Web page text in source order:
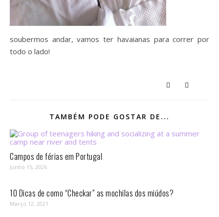
soubermos andar, vamos ter havaianas para correr por
todo o lado!
TAMBÉM PODE GOSTAR DE...
Campos de férias em Portugal
Junho 15, 2026
10 Dicas de como “Checkar” as mochilas dos miúdos?
Março 12, 2021